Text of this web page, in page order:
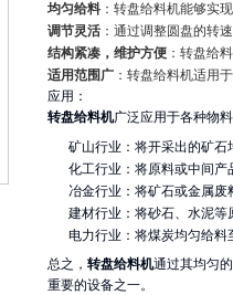
均匀给料 ：转盘给料机能够实
调节灵活 ：通过调整圆盘的转
结构紧凑，维护方便 ：转盘给
适用范围广 ：转盘给料机适用
应用：
转盘给料机广泛应用于各种物
矿山行业：将开采出的矿
化工行业：将原料或中间
冶金行业：将矿石或金属
建材行业：将砂石、水泥
电力行业：将煤炭均匀给
总之， 转盘给料机通过其均匀
重要的设备之一。